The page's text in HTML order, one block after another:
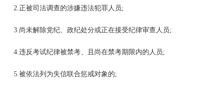
2.正被司法调查的涉嫌违法犯罪人员;
3.尚未解除党纪、政纪处分或正在接受纪律审查人员;
4.违反考试纪律被禁考、且尚在禁考期限内的人员;
5.被依法列为失信联合惩戒对象的;